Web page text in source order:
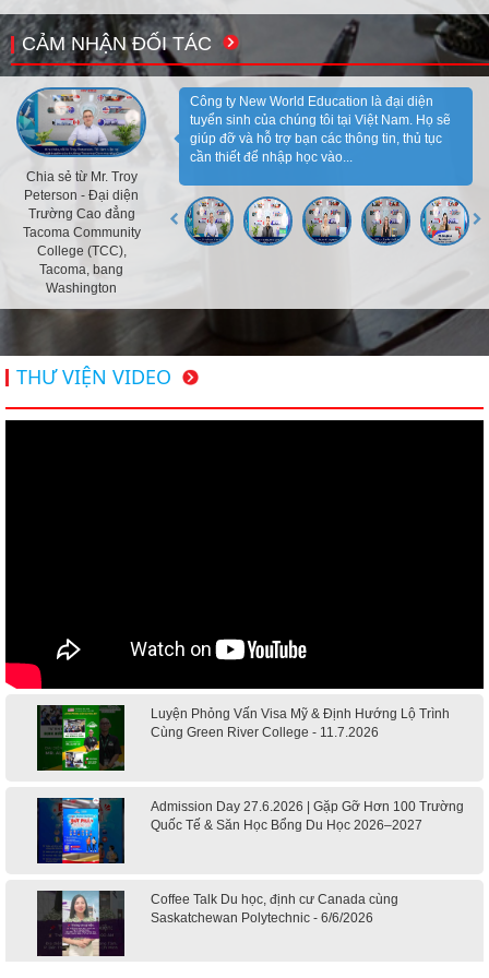
CẢM NHẬN ĐỐI TÁC
Chia sẻ từ Mr. Troy
Peterson - Đại diện
Trường Cao đẳng
Tacoma Community
College (TCC),
Tacoma, bang
Washington
Công ty New World Education là đại diện
tuyển sinh của chúng tôi tại Việt Nam. Họ sẽ
giúp đỡ và hỗ trợ bạn các thông tin, thủ tục
cần thiết để nhập học vào...
THƯ VIỆN VIDEO
Luyện Phỏng Vấn Visa Mỹ & Định Hướng Lộ Trình
Cùng Green River College - 11.7.2026
Admission Day 27.6.2026 | Gặp Gỡ Hơn 100 Trường
Quốc Tế & Săn Học Bổng Du Học 2026–2027
Coffee Talk Du học, định cư Canada cùng
Saskatchewan Polytechnic - 6/6/2026